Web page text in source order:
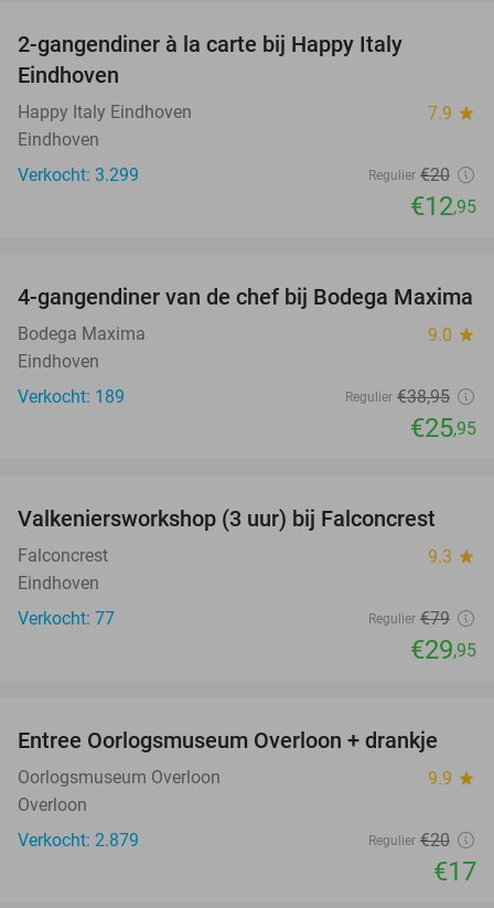
2-gangendiner à la carte bij Happy Italy
Eindhoven
Happy Italy Eindhoven 7.9 star
Eindhoven
Verkocht: 3.299
Regulier €20
€12,95
33%
4-gangendiner van de chef bij Bodega Maxima
Bodega Maxima 9.0 star
Eindhoven
Verkocht: 189
Regulier €38,95
€25,95
62%
Valkeniersworkshop (3 uur) bij Falconcrest
Falconcrest 9.3 star
Eindhoven
Verkocht: 77
Regulier €79
€29,95
15%
Entree Oorlogsmuseum Overloon + drankje
Oorlogsmuseum Overloon 9.9 star
Overloon
Verkocht: 2.879
Regulier €20
€17